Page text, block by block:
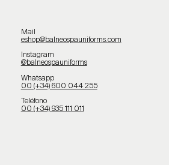
Mail
eshop@balneospauniforms.com
Instagram
@balneospauniforms
Whatsapp
00 (+34) 600 044 255
Teléfono
00 (+34) 935 111 011